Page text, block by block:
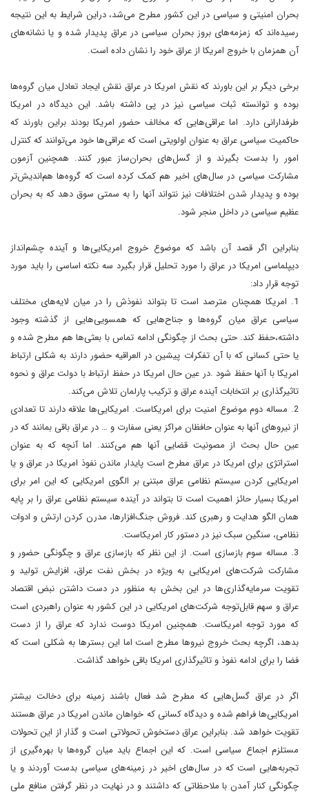
بحران امنیتی و سیاسی در این کشور مطرح می‌شد، دراین شرایط به این نتیجه
رسیده‌اند که زمزمه‌های بروز بحران سیاسی در عراق پدیدار شده و یا نشانه‌های
آن همزمان با خروج امریکا از عراق خود را نشان داده است.
برخی دیگر بر این باورند که نقش امریکا در عراق نقش ایجاد تعادل میان گروه‌ها
بوده و توانسته ثبات سیاسی نیز در پی داشته باشد. این دیدگاه در امریکا
طرفدارانی دارد. اما عراقی‌هایی که مخالف حضور امریکا بودند براین باورند که
حاکمیت سیاسی عراق به عنوان اولویتی است که عراقی‌ها خود می‌توانند که کنترل
امور را بدست بگیرند و از گسل‌های بحران‌ساز عبور کنند. همچنین آزمون
مشارکت سیاسی در سال‌های اخیر هم کمک کرده است که گروه‌ها هم‌اندیش‌تر
بوده و پدیدار شدن اختلافات نیز نتواند آنها را به سمتی سوق دهد که به بحران
عظیم سیاسی در داخل منجر شود.
بنابراین اگر قصد آن باشد که موضوع خروج امریکایی‌ها و آینده چشم‌انداز
دیپلماسی امریکا در عراق را مورد تحلیل قرار بگیرد سه نکته اساسی را باید مورد
توجه قرار داد:
1. امریکا همچنان مترصد است تا بتواند نفوذش را در میان لایه‌های مختلف
سیاسی عراق میان گروه‌ها و جناح‌هایی که همسویی‌هایی از گذشته وجود
داشته،حفظ کند. حتی بحث از چگونگی ادامه تماس با بعثی‌ها هم مطرح شده و
یا حتی کسانی که با آن تفکرات پیشین در العراقیه حضور دارند به شکلی ارتباط
امریکا با آنها حفظ شود .در عین حال امریکا در حفظ ارتباط با دولت عراق و نحوه
تاثیرگذاری بر انتخابات آینده عراق و ترکیب پارلمان تلاش می‌کند.
2. مساله دوم موضوع امنیت برای امریکاست. امریکایی‌ها علاقه دارند تا تعدادی
از نیروهای آنها به عنوان حافظان مراکز یعنی سفارت و … در عراق باقی بمانند که در
عین حال بحث از مصونیت قضایی آنها هم می‌کنند. اما آنچه که به عنوان
استراتژی برای امریکا در عراق مطرح است پایدار ماندن نفوذ امریکا در عراق و یا
امریکایی کردن سیستم نظامی عراق مبتنی بر الگوی امریکایی که این امر برای
امریکا بسیار حائز اهمیت است تا بتواند در آینده سیستم نظامی عراق را بر پایه
همان الگو هدایت و رهبری کند. فروش جنگ‌افزارها، مدرن کردن ارتش و ادوات
نظامی، سنگین سبک نیز در دستور کار امریکاست.
3. مساله سوم بازسازی است. از این نظر که بازسازی عراق و چگونگی حضور و
مشارکت شرکت‌های امریکایی به ویژه در بخش نفت عراق، افزایش تولید و
تقویت سرمایه‌گذاری‌ها در این بخش به منظور در دست داشتن نبض اقتصاد
عراق و سهم قابل‌توجه شرکت‌های امریکایی در این کشور به عنوان راهبردی است
که مورد توجه امریکاست. همچنین امریکا دوست ندارد که عراق را از دست
بدهد، اگرچه بحث خروج نیروها مطرح است اما این بسترها به شکلی است که
فضا را برای ادامه نفوذ و تاثیرگذاری امریکا باقی خواهد گذاشت.
اگر در عراق گسل‌هایی که مطرح شد فعال باشند زمینه برای دخالت بیشتر
امریکایی‌ها فراهم شده و دیدگاه کسانی که خواهان ماندن امریکا در عراق هستند
تقویت خواهد شد. بنابراین عراق دستخوش تحولاتی است و گذار از این تحولات
مستلزم اجماع سیاسی است. که این اجماع باید میان گروه‌ها با بهره‌گیری از
تجربه‌هایی است که در سال‌های اخیر در زمینه‌های سیاسی بدست آوردند و یا
چگونگی کنار آمدن با ملاحظاتی که داشتند و در نهایت در نظر گرفتن منافع ملی